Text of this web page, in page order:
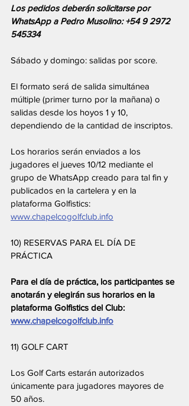
Los pedidos deberán solicitarse por
WhatsApp a Pedro Musolino: +54 9 2972
545334
Sábado y domingo: salidas por score.
El formato será de salida simultánea
múltiple (primer turno por la mañana) o
salidas desde los hoyos 1 y 10,
dependiendo de la cantidad de inscriptos.
Los horarios serán enviados a los
jugadores el jueves 10/12 mediante el
grupo de WhatsApp creado para tal fin y
publicados en la cartelera y en la
plataforma Golfistics:
www.chapelcogolfclub.info
10) RESERVAS PARA EL DÍA DE
PRÁCTICA
Para el día de práctica, los participantes se
anotarán y elegirán sus horarios en la
plataforma Golfistics del Club:
www.chapelcogolfclub.info
11) GOLF CART
Los Golf Carts estarán autorizados
únicamente para jugadores mayores de
50 años.